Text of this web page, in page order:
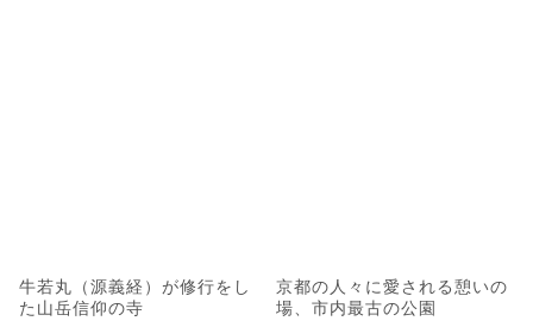
牛若丸（源義経）が修行をし
た山岳信仰の寺
京都の人々に愛される憩いの
場、市内最古の公園